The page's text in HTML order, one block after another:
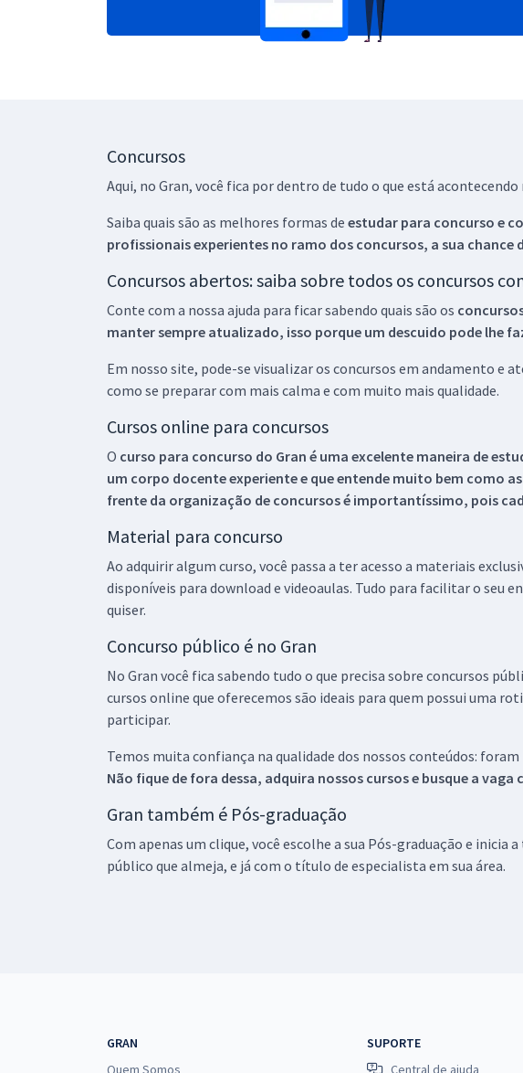
Concursos
Aqui, no Gran, você fica por dentro de tudo o que está acontecendo
Saiba quais são as melhores formas de estudar para concurso e
profissionais experientes no ramo dos concursos, a sua chance
Concursos abertos: saiba sobre todos os concursos
Conte com a nossa ajuda para ficar sabendo quais são os
manter sempre atualizado, isso porque um descuido pode lhe
Em nosso site, pode-se visualizar os concursos em andamento e
como se preparar com mais calma e com muito mais qualidade.
Cursos online para concursos
O curso para concurso do Gran é uma excelente maneira de
um corpo docente experiente e que entende muito bem como
frente da organização de concursos é importantíssimo, pois
Material para concurso
Ao adquirir algum curso, você passa a ter acesso a materiais
disponíveis para download e videoaulas. Tudo para facilitar o seu
quiser.
Concurso público é no Gran
No Gran você fica sabendo tudo o que precisa sobre concursos
cursos online que oferecemos são ideais para quem possui uma
participar.
Temos muita confiança na qualidade dos nossos conteúdos:
Não fique de fora dessa, adquira nossos cursos e busque a
Gran também é Pós-graduação
Com apenas um clique, você escolhe a sua Pós-graduação e
público que almeja, e já com o título de especialista em sua área.
GRAN
Quem Somos
SUPORTE
Central de ajuda